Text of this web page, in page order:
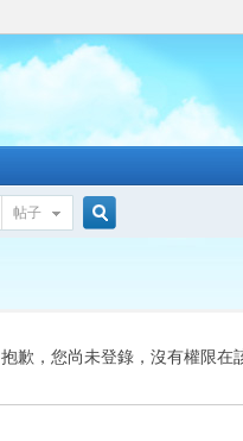
帖子
索
抱歉，您尚未登錄，沒有權限在